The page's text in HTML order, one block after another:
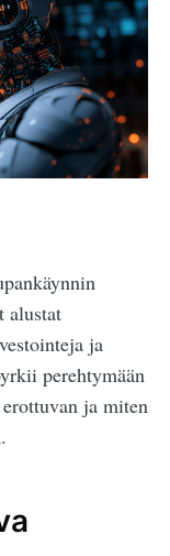
alustat
ja
perehtymään
erottuvan ja miten